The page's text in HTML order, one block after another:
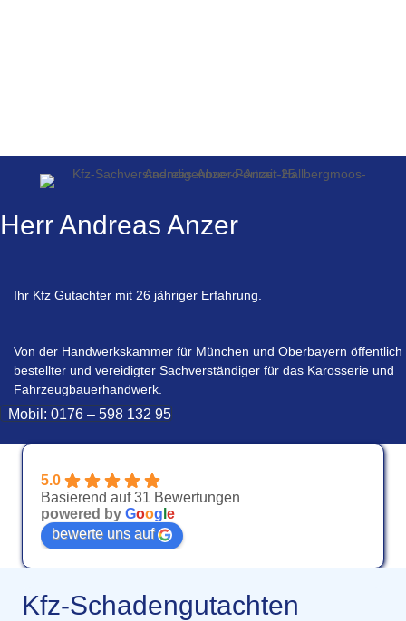
Herr Andreas Anzer
Ihr Kfz Gutachter mit 26 jähriger Erfahrung.
Von der Handwerkskammer für München und Oberbayern öffentlich
Von der Handwerkskammer für München und Oberbayern öffentlich
bestellter und vereidigter Sachverständiger für das Karosserie und
Fahrzeugbauerhandwerk.
Mobil: 0176 – 598 132 95
5.0
Basierend auf 31 Bewertungen
powered by Goog e
bewerte uns auf
Kfz-Schadengutachten